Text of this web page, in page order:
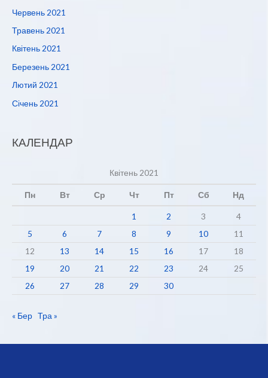
Червень 2021
Травень 2021
Квітень 2021
Березень 2021
Лютий 2021
Січень 2021
КАЛЕНДАР
Квітень 2021
Пн Вт Ср Чт Пт Сб Нд
1 2 3
4
5
6 7 8 9 10
11
12
13 14 15 16 17
18
19
20 21 22 23 24
25
26
27 28 29 30
« Бер Тра »